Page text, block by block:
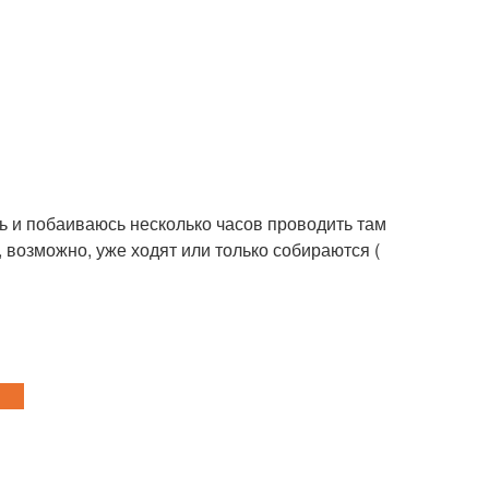
побаиваюсь несколько часов проводить там
уже ходят или только собираются (